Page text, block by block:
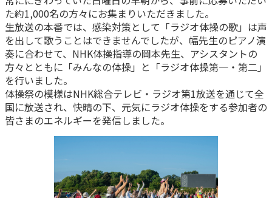
た約1,000名の方々にお集まりいただきました。
生放送の本番では、感染対策として「ラジオ体操の歌」は声
を出して歌うことはできませんでしたが、幅先生のピアノ演
奏に合わせて、NHK体操指導の岡本先生、アシスタントの
方々とともに「みんなの体操」と「ラジオ体操第一・第二」
を行いました。
体操祭の模様はNHK総合テレビ・ラジオ第1放送を通じて全
国に放送され、快晴の下、元気にラジオ体操をする参加者の
皆さまのエネルギーを発信しました。